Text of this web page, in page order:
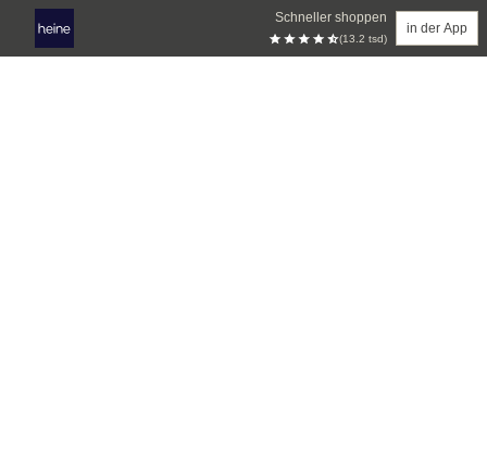
Schneller shoppen
(13.2 tsd)
in der App